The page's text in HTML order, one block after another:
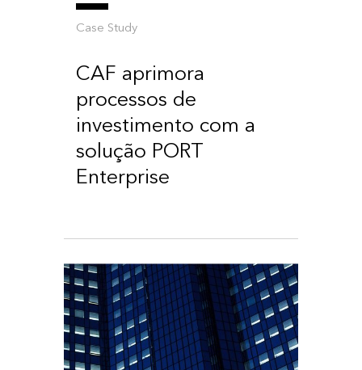
Case Study
CAF aprimora
processos de
investimento com a
solução PORT
Enterprise